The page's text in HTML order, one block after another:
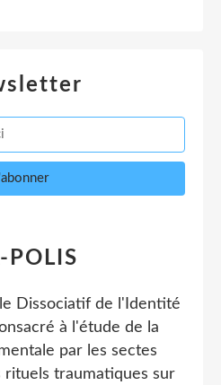
POLIS
Dissociatif de l'Identité
à l'étude de la
par les sectes
rituels traumatiques sur